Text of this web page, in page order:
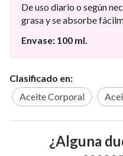
De uso diario o según
grasa y se absorbe
Envase: 100 ml.
Clasificado en:
Aceite Corporal
¿Alguna